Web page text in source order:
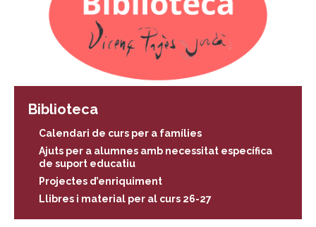
Biblioteca
Calendari de curs per a famílies
Ajuts per a alumnes amb necessitat específica
de suport educatiu
Projectes d’enriquiment
Llibres i material per al curs 26-27